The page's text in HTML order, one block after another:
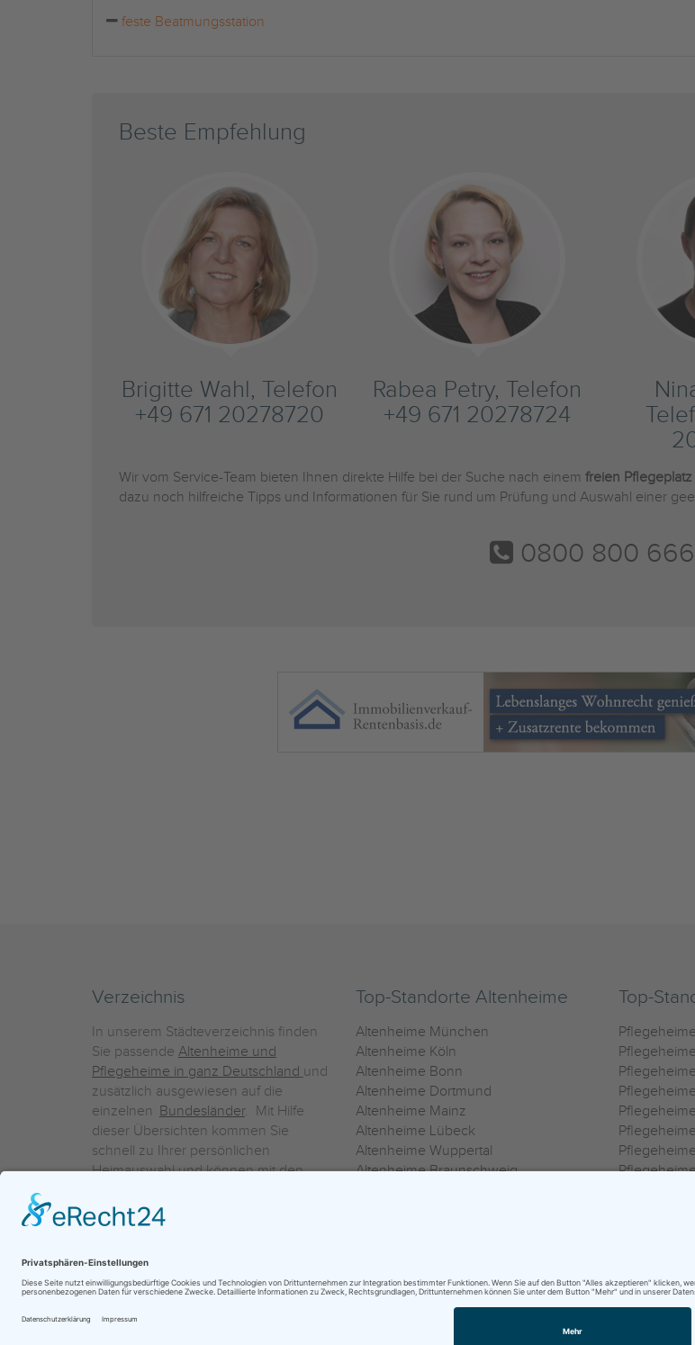
feste Beatmungsstation
Beste Empfehlung
Brigitte Wahl, Telefon
+49 671 20278720
Rabea Petry, Telefon
+49 671 20278724
Wir vom Service-Team bieten Ihnen direkte Hilfe bei der Suche nach einem freien
dazu noch hilfreiche Tipps und Informationen für Sie rund um Prüfung und Auswahl einer
0800 800
Verzeichnis
In unserem Städteverzeichnis finden
Sie passende Altenheime und
Pflegeheime in ganz Deutschland und
zusätzlich ausgewiesen auf die
einzelnen Bundesländer. Mit Hilfe
dieser Übersichten kommen Sie
schnell zu Ihrer persönlichen
Heimauswahl und können mit den
einzelnen Häuser Leistungsvergleiche
vornehmen.
Top-Standorte Altenheime
Altenheime München
Altenheime Köln
Altenheime Bonn
Altenheime Dortmund
Altenheime Mainz
Altenheime Lübeck
Altenheime Wuppertal
Altenheime Braunschweig
Top-